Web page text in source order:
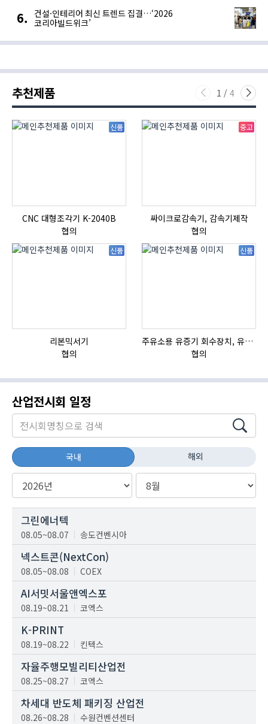
건설·인테리어 최신 트렌드 집결…‘2026
코리아빌드위크’
추천제품 1 / 4
신품
CNC 대형조각기 K-2040B
협의
중고
싸이크로감속기, 감속기제작
협의
신품
리본믹서기
협의
신품
주유소용 유증기 회수장치, 유증기 회수장치, 방폭형, 방폭형 유증기 회수장치
협의
산업전시회 일정
국내 해외
그린에너텍
08.05~08.07 송도컨벤시아
넥스트콘(NextCon)
08.05~08.08 COEX
AI서밋서울앤엑스포
08.19~08.21 코엑스
K-PRINT
08.19~08.22 킨텍스
자율주행모빌리티산업전
08.25~08.27 코엑스
차세대 반도체 패키징 산업전
08.26~08.28 수원컨벤션센터